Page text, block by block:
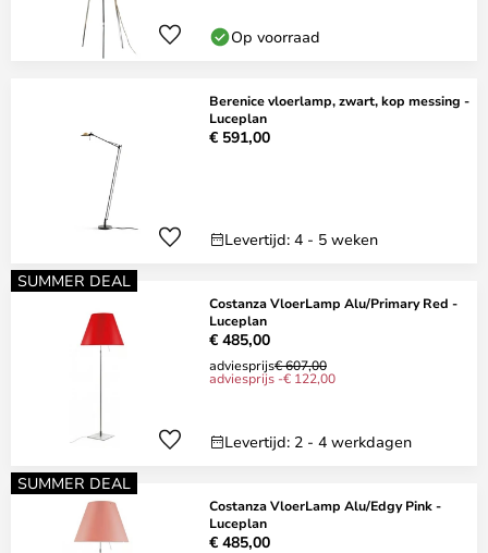
Op voorraad
Berenice vloerlamp, zwart, kop messing -
Luceplan
€ 591,00
Levertijd: 4 - 5 weken
SUMMER DEAL
Costanza VloerLamp Alu/Primary Red -
Luceplan
€ 485,00
adviesprijs€ 607,00
adviesprijs -€ 122,00
Levertijd: 2 - 4 werkdagen
SUMMER DEAL
Costanza VloerLamp Alu/Edgy Pink -
Luceplan
€ 485,00